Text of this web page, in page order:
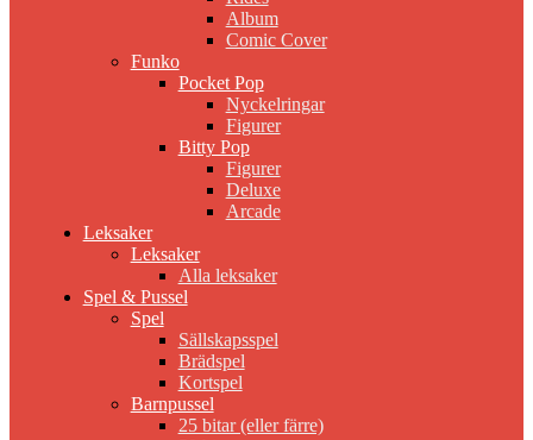
Album
Comic Cover
Funko
Pocket Pop
Nyckelringar
Figurer
Bitty Pop
Figurer
Deluxe
Arcade
Leksaker
Leksaker
Alla leksaker
Spel & Pussel
Spel
Sällskapsspel
Brädspel
Kortspel
Barnpussel
25 bitar (eller färre)